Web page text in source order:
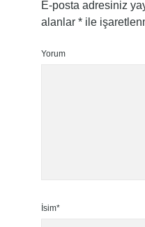
E-posta adresiniz
alanlar *ile
Yorum
İsim*